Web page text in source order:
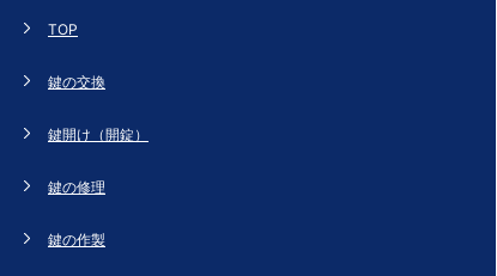
TOP
鍵の交換
鍵開け（開錠）
鍵の修理
鍵の作製